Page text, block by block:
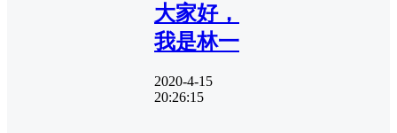
大家好，
我是林一
2020-4-15
20:26:15